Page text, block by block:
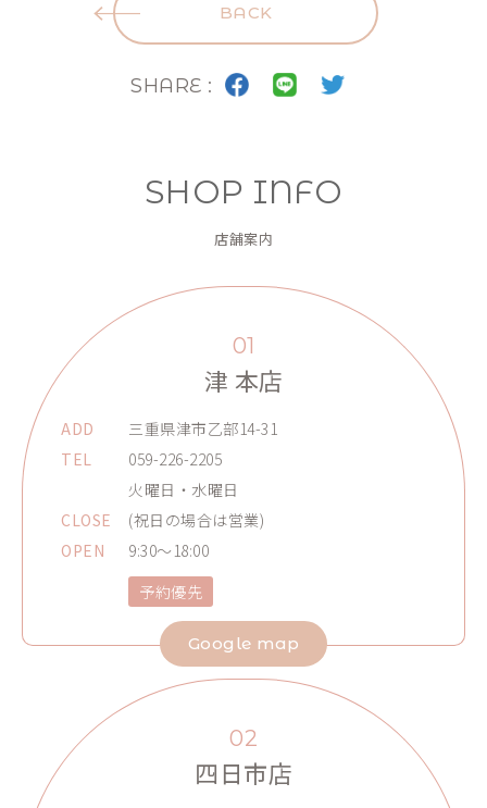
BACK
SHARE :
SHOP INFO
店舗案内
01
津 本店
ADD
三重県津市乙部14-31
TEL
059-226-2205
CLOSE
火曜日・水曜日
(祝日の場合は営業)
OPEN
9:30～18:00
予約優先
Google map
02
四日市店